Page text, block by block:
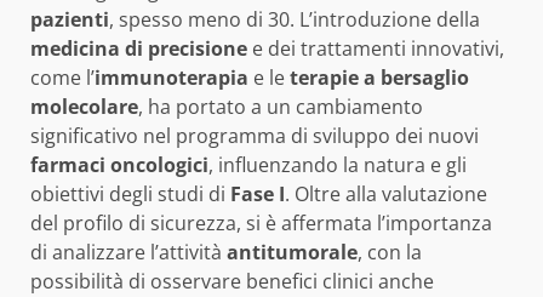
pazienti, spesso meno di 30. L’introduzione della
medicina di precisione e dei trattamenti innovativi,
come l’immunoterapia e leterapie a bersaglio
molecolare, ha portato a un cambiamento
significativo nel programma di sviluppo dei nuovi
farmaci oncologici, influenzando la natura e gli
obiettivi degli studi di Fase I. Oltre alla valutazione
del profilo di sicurezza, si è affermata l’importanza
di analizzare l’attività antitumorale, con la
possibilità di osservare benefici clinici anche